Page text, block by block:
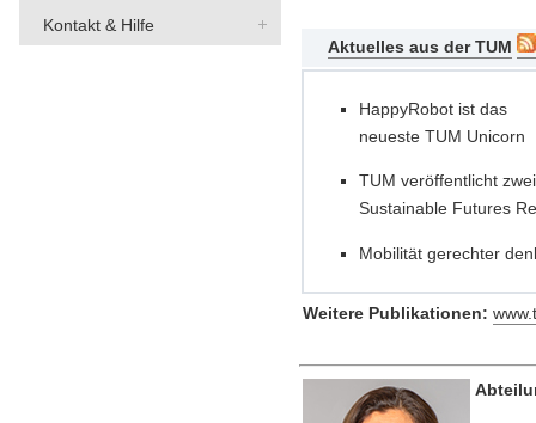
Kontakt & Hilfe
Aktuelles aus der TUM
HappyRobot ist das
neueste TUM Unicorn
TUM veröffentlicht
Sustainable Futures
Mobilität gerechter
Weitere Publikationen: